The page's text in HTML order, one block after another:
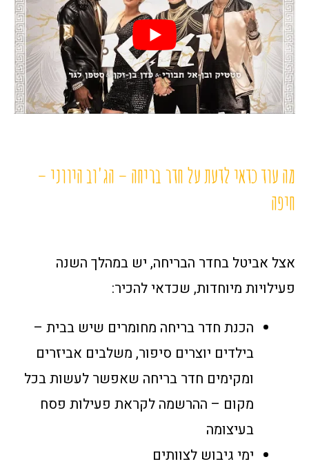
מה עוד כדאי לדעת על חדר בריחה – הג'וב היווני –
חיפה
אצל אביטל בחדר הבריחה, יש במהלך השנה
פעילויות מיוחדות, שכדאי להכיר:
הכנת חדר בריחה מחומרים שיש בבית –
בילדים יוצרים סיפור, משלבים אביזרים
ומקימים חדר בריחה שאפשר לעשות בכל
מקום – ההרשמה לקראת פעילות פסח
בעיצומה
ימי גיבוש לצוותים